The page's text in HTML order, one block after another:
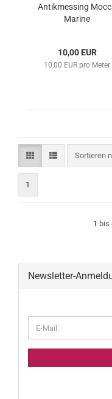
Antikmessing
Marine
10,00 EUR
10,00 EUR pro Meter
Sortieren
Sortieren
1
1 bis
Newsletter-
ZUR
E-
Mail